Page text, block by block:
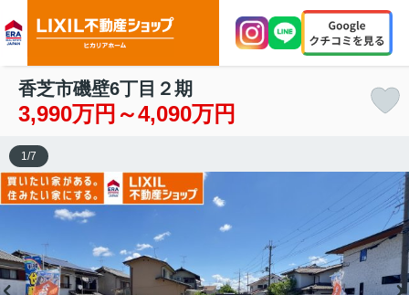
香芝市磯壁6丁目２期
3,990万円～4,090万円
1 /7